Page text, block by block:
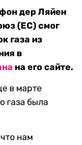
дер Ляйен
(ЕС) смог
газа из
в
на его сайте.
в марте
газа была
нам